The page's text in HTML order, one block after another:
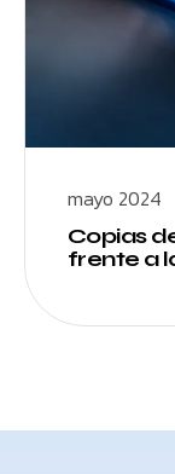
mayo 2024
Copias
frente a